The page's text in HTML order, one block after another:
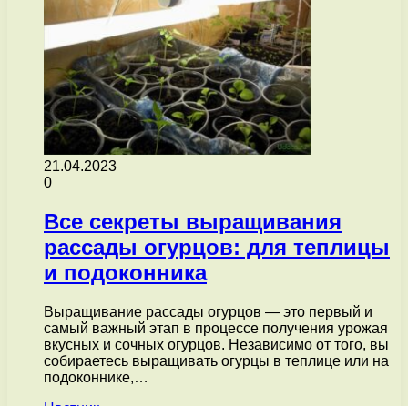
21.04.2023
0
Все секреты выращивания
рассады огурцов: для теплицы
и подоконника
Выращивание рассады огурцов — это первый и
самый важный этап в процессе получения урожая
вкусных и сочных огурцов. Независимо от того, вы
собираетесь выращивать огурцы в теплице или на
подоконнике,…